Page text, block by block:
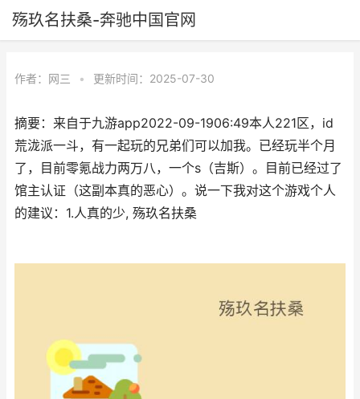
殇玖名扶桑-奔驰中国官网
作者： 网三 • 更新时间：2025-07-30
摘要：来自于九游app2022-09-1906:49本人221区，id
荒泷派一斗，有一起玩的兄弟们可以加我。已经玩半个月
了，目前零氪战力两万八，一个s（吉斯）。目前已经过了
馆主认证（这副本真的恶心）。说一下我对这个游戏个人
的建议：1.人真的少, 殇玖名扶桑